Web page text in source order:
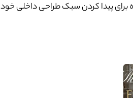
برای پیدا کردن سبک طراحی داخلی